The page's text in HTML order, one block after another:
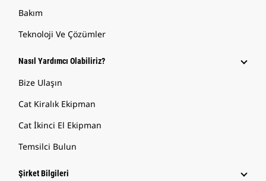
Bakım
Teknoloji Ve Çözümler
Nasıl Yardımcı Olabiliriz?
Bize Ulaşın
Cat Kiralık Ekipman
Cat İkinci El Ekipman
Temsilci Bulun
Şirket Bilgileri